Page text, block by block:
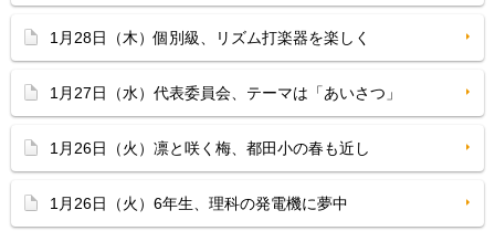
1月28日（木）個別級、リズム打楽器を楽しく
1月27日（水）代表委員会、テーマは「あいさつ」
1月26日（火）凛と咲く梅、都田小の春も近し
1月26日（火）6年生、理科の発電機に夢中